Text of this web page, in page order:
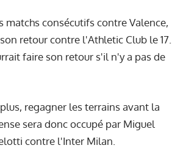
matchs consécutifs contre Valence,
retour contre l'Athletic Club le 17.
faire son retour s'il n'y a pas de
regagner les terrains avant la
sera donc occupé par Miguel
contre l'Inter Milan.